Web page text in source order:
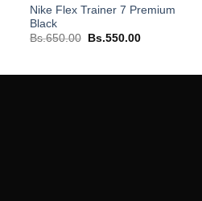
Nike Flex Trainer 7 Premium
Black
Bs.650.00
El
Bs.550.00El